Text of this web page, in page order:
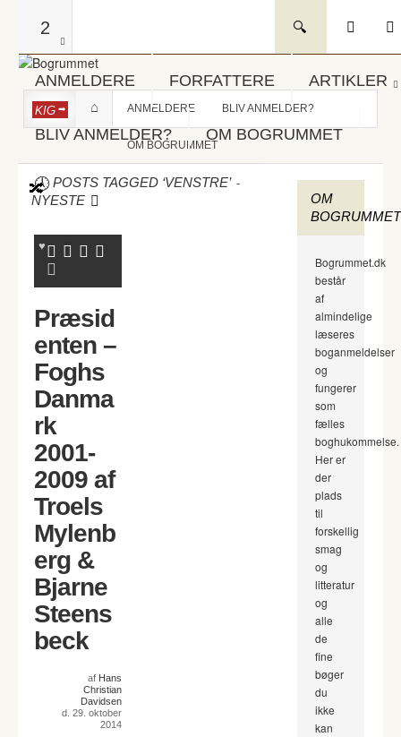
2
ANMELDERE FORFATTERE ARTIKLER
BLIV ANMELDER? OM BOGRUMMET
KIG ANMELDERE BLIV ANMELDER?
OM BOGRUMMET
POSTS TAGGED ‘VENSTRE’ -
NYESTE
Præsid
enten –
Foghs
Danma
rk
2001-
2009 af
Troels
Mylenb
erg &
Bjarne
Steens
beck
af Hans
Christian
Davidsen
d. 29. oktober
2014
OM
BOGRUMMET
Bogrummet.dk
består
af
almindelige
læseres
boganmeldelser
og
fungerer
som
fælles
boghukommelse.
Her er
der
plads
til
forskellig
smag
og
litteratur
og
alle
de
fine
bøger
du
ikke
kan